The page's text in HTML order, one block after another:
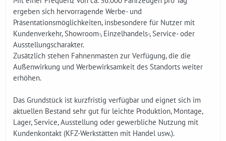
ergeben sich hervorragende Werbe- und
Präsentationsmöglichkeiten, insbesondere für Nutzer mit
Kundenverkehr, Showroom-, Einzelhandels-, Service- oder
Ausstellungscharakter.
Zusätzlich stehen Fahnenmasten zur Verfügung, die die
Außenwirkung und Werbewirksamkeit des Standorts weiter
erhöhen.
Das Grundstück ist kurzfristig verfügbar und eignet sich im
aktuellen Bestand sehr gut für leichte Produktion, Montage,
Lager, Service, Ausstellung oder gewerbliche Nutzung mit
Kundenkontakt (KFZ-Werkstätten mit Handel usw.).